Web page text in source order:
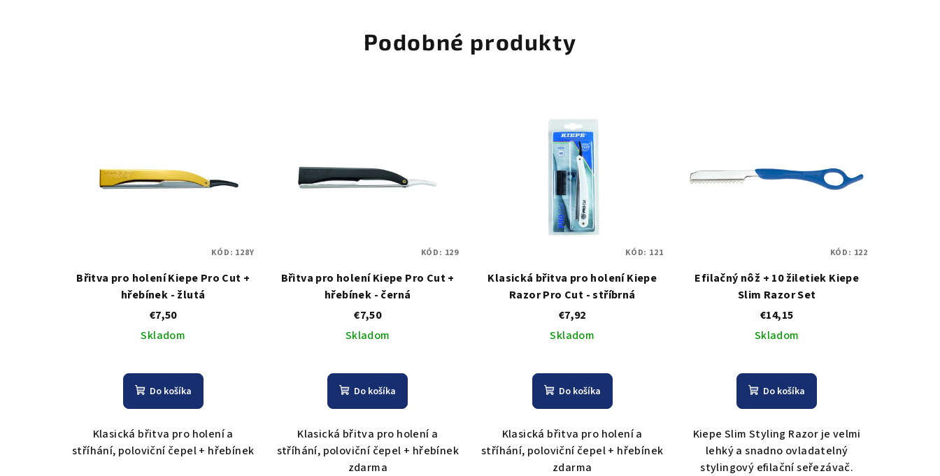
Podobné produkty
Břitva pro holení Kiepe Pro Cut +
hřebínek - žlutá
€7,50
Skladom
Do košíka
Klasická břitva pro holení a
stříhání, poloviční čepel + hřebínek
KÓD: 128Y
Břitva pro holení Kiepe Pro Cut +
hřebínek - černá
€7,50
Skladom
Do košíka
Klasická břitva pro holení a
stříhání, poloviční čepel + hřebínek
zdarma
KÓD: 129
Klasická břitva pro holení Kiepe
Razor Pro Cut - stříbrná
€7,92
Skladom
Do košíka
Klasická břitva pro holení a
stříhání, poloviční čepel + hřebínek
zdarma
KÓD: 121
Efilačný nôž + 10 žiletiek Kiepe
Slim Razor Set
€14,15
Skladom
Do košíka
Kiepe Slim Styling Razor je velmi
lehký a snadno ovladatelný
stylingový efilační seřezávač.
KÓD: 122